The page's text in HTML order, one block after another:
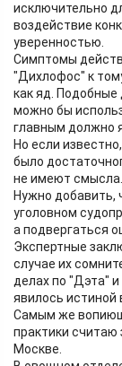
исключительно
воздействие
уверенностью.
Симптомы
"Дихлофос" к
как яд. Подобные
можно бы
главным должно
Но если
было
не имеют смысла.
Нужно добавить,
уголовном
а подвергаться
Экспертные
случае их
делах по "Дэта"
явилось истиной
Самым же
практики считаю
Москве.